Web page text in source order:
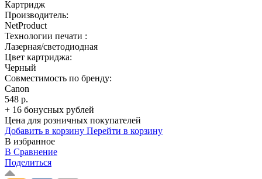
Картридж
Производитель:
NetProduct
Технологии печати :
Лазерная/светодиодная
Цвет картриджа:
Черный
Совместимость по бренду:
Canon
548 р.
+ 16 бонусных рублей
Цена для розничных покупателей
Добавить в корзину Перейти в корзину
В избранное
В Сравнение
Поделиться